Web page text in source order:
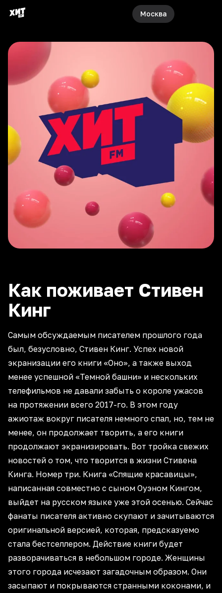
Москва
Как поживает Стивен
Кинг
Самым обсуждаемым писателем прошлого года
был, безусловно, Стивен Кинг. Успех новой
экранизации его книги «Оно», а также выход
менее успешной «Темной башни» и нескольких
телефильмов не давали забыть о короле ужасов
на протяжении всего 2017-го. В этом году
ажиотаж вокруг писателя немного спал, но, тем не
менее, он продолжает творить, а его книги
продолжают экранизировать. Вот тройка свежих
новостей о том, что творится в жизни Стивена
Кинга. Номер три. Книга «Спящие красавицы»,
написанная совместно с сыном Оуэном Кингом,
выйдет на русском языке уже этой осенью. Сейчас
фанаты писателя активно скупают и зачитываются
оригинальной версией, которая, предсказуемо
стала бестселлером. Действие книги будет
разворачиваться в небольшом городе. Женщины
этого города исчезают загадочным образом. Они
засыпают и покрываются странными коконами, и